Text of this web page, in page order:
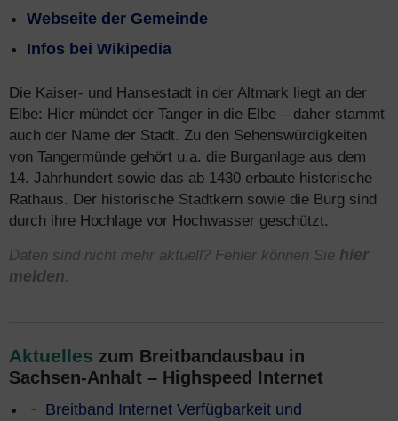
Webseite der Gemeinde
Infos bei Wikipedia
Die Kaiser- und Hansestadt in der Altmark liegt an der
Elbe: Hier mündet der Tanger in die Elbe – daher stammt
auch der Name der Stadt. Zu den Sehenswürdigkeiten
von Tangermünde gehört u.a. die Burganlage aus dem
14. Jahrhundert sowie das ab 1430 erbaute historische
Rathaus. Der historische Stadtkern sowie die Burg sind
durch ihre Hochlage vor Hochwasser geschützt.
Daten sind nicht mehr aktuell? Fehler können Sie hier
melden.
Aktuelles zum Breitbandausbau in
Sachsen-Anhalt – Highspeed Internet
Breitband Internet Verfügbarkeit und